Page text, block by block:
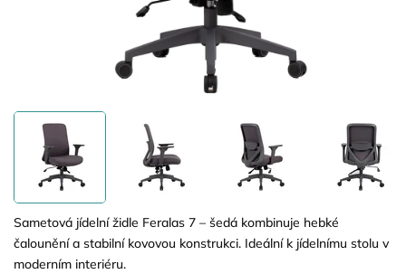
Sametová jídelní židle Feralas 7 – šedá kombinuje hebké
čalounění a stabilní kovovou konstrukci. Ideální k jídelnímu stolu v
moderním interiéru.